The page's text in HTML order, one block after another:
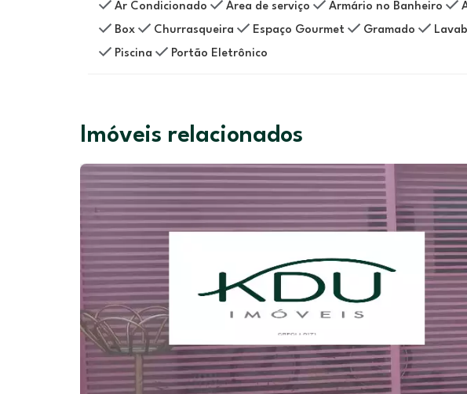
Ar Condicionado Área de serviço Armário no Banheiro
Box
Churrasqueira Espaço Gourmet Gramado
Piscina
Portão Eletrônico
Imóveis relacionados